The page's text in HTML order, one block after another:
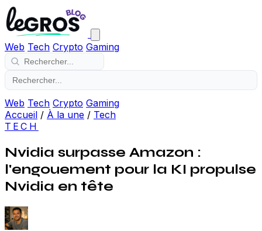
Web Tech Crypto Gaming
Web Tech Crypto Gaming
Accueil / À la une / Tech
TECH
Nvidia surpasse Amazon :
l'engouement pour la KI propulse
Nvidia en tête